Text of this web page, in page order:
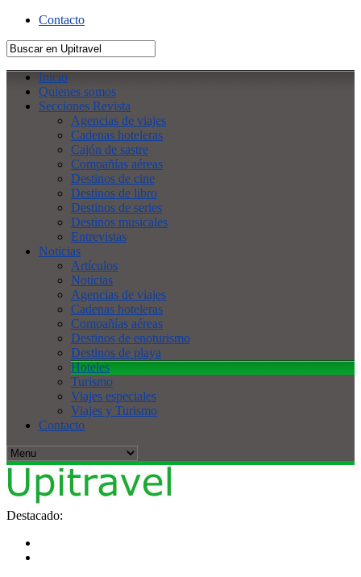
Contacto
Inicio
Quienes somos
Secciones Revista
Agencias de viajes
Cadenas hoteleras
Cajón de sastre
Compañías aéreas
Destinos de cine
Destinos de libro
Destinos de series
Destinos musicales
Entrevistas
Noticias
Artículos
Noticias
Agencias de viajes
Cadenas hoteleras
Compañías aéreas
Destinos de enoturismo
Destinos de playa
Hoteles
Turismo
Viajes especiales
Viajes y Turismo
Contacto
Destacado: